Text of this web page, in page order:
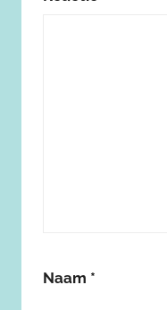
Naam *